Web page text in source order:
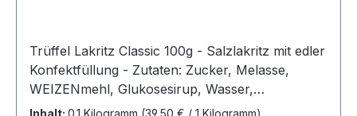
Trüffel Lakritz Classic 100g - Salzlakritz mit edler
Konfektfüllung - Zutaten: Zucker, Melasse,
WEIZENmehl, Glukosesirup, Wasser,
Süßholzwurzelextrakt, Salmiaksalz, modifizierte
Inhalt: 0.1 Kilogramm (39,50 € / 1 Kilogramm)